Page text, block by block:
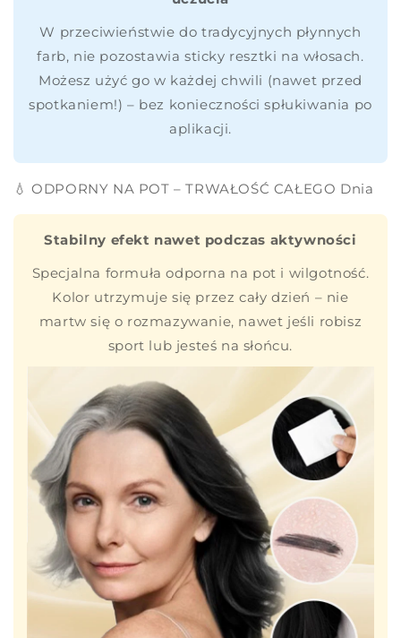
W przeciwieństwie do tradycyjnych płynnych
farb, nie pozostawia sticky resztki na włosach.
Możesz użyć go w każdej chwili (nawet przed
spotkaniem!) – bez konieczności spłukiwania po
aplikacji.
💧 ODPORNY NA POT – TRWAŁOŚĆ CAŁEGO Dnia
Stabilny efekt nawet podczas aktywności
Specjalna formuła odporna na pot i wilgotność.
Kolor utrzymuje się przez cały dzień – nie
martw się o rozmazywanie, nawet jeśli robisz
sport lub jesteś na słońcu.